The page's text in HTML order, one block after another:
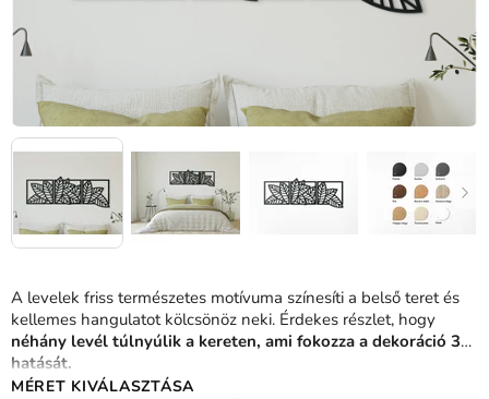
A levelek friss természetes motívuma színesíti a belső teret és
kellemes hangulatot kölcsönöz neki. Érdekes részlet, hogy
néhány levél túlnyúlik a kereten, ami fokozza a dekoráció 3D
hatását.
MÉRET KIVÁLASZTÁSA